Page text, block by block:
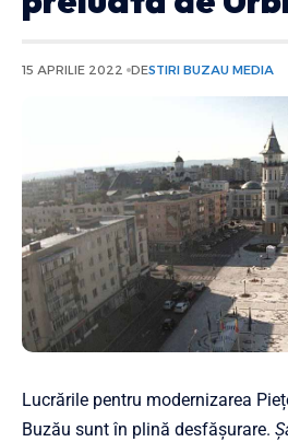
15 APRILIE 2022 DESTIRI BUZAU MEDIA
Lucrările pentru modernizarea
Buzău sunt în plină desfășurare.